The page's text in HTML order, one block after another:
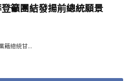
籲團結發揚前總統願景
籍總統甘...